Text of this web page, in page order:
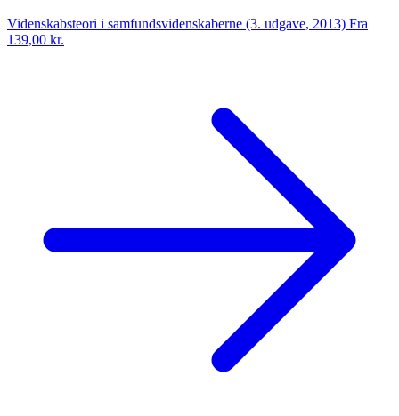
Videnskabsteori i samfundsvidenskaberne (3. udgave, 2013) Fra
139,00 kr.